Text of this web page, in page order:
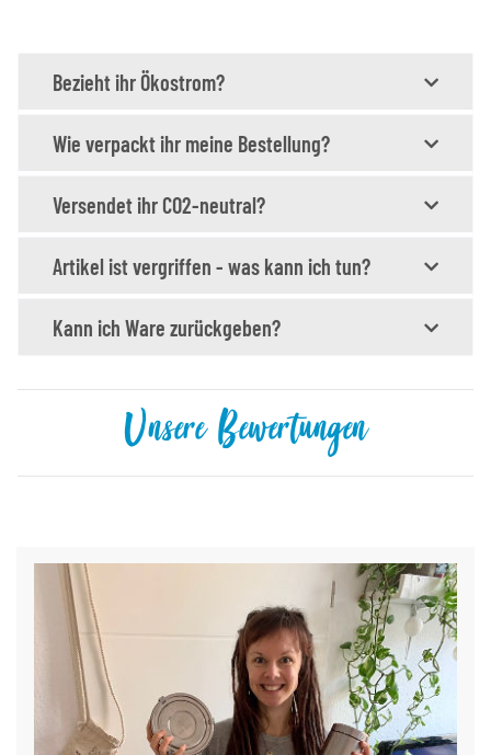
Bezieht ihr Ökostrom?
Wie verpackt ihr meine Bestellung?
Versendet ihr CO2-neutral?
Artikel ist vergriffen - was kann ich tun?
Kann ich Ware zurückgeben?
Unsere Bewertungen